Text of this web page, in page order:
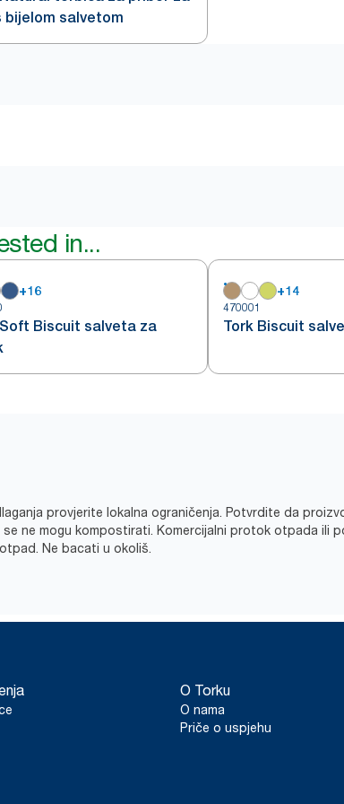
bijelom salvetom
in...
+16
Biscuit salveta za
+14
470001
Tork Biscuit
provjerite lokalna ograničenja. Potvrdite da
ne mogu kompostirati. Komercijalni protok otpada ili
Ne bacati u okoliš.
O Torku
O nama
Priče o uspjehu